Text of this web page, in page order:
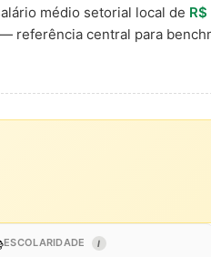
médio setorial local de R$
— referência central para
ESCOLARIDADE I